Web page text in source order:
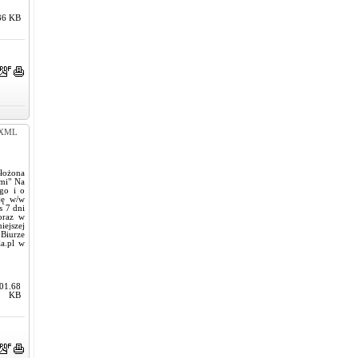
KB
Na
i o
w/w
7 dni
w
w
KB